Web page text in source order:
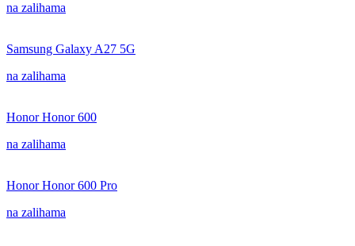
na zalihama
Samsung Galaxy A27 5G
na zalihama
Honor Honor 600
na zalihama
Honor Honor 600 Pro
na zalihama